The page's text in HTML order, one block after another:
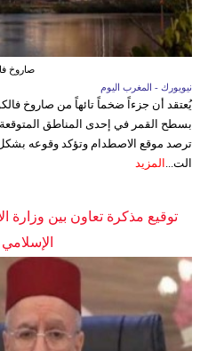
صاروخ
نيويورك - المغرب اليوم
بسطح القمر في إحدى المناطق
ترصد موقع الاصطدام وتؤكد وقوعه
الت...
المزيد
توقيع مذكرة تعاون بين وزارة